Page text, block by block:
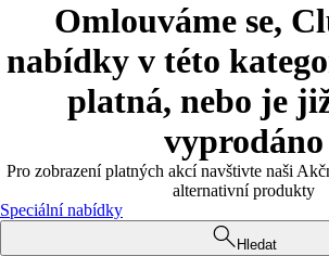
Omlouváme se,
nabídky v této
platná, nebo je
vyprodáno
Pro zobrazení platných akcí navštivte naši
alternativní produkty
Speciální nabídky
Hledat